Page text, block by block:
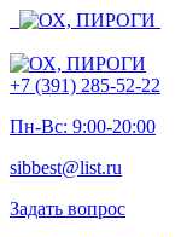
+7 (391) 285-52-22
Пн-Вс: 9:00-20:00
sibbest@list.ru
Задать вопрос